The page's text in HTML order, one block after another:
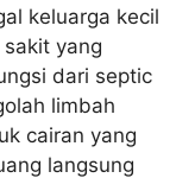
keluarga kecil
yang
dari septic
limbah
cairan yang
langsung